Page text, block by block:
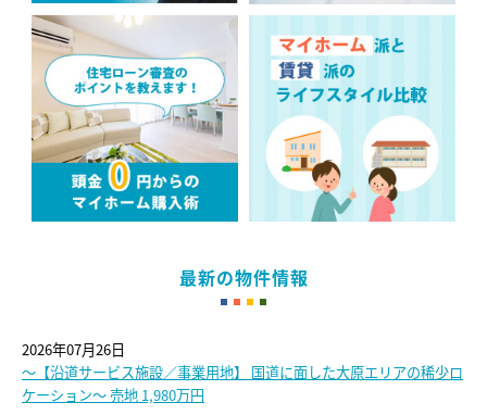
最新の物件情報
2026年07月26日
～【沿道サービス施設／事業用地】 国道に面した大原エリアの稀少ロ
ケーション～ 売地 1,980万円